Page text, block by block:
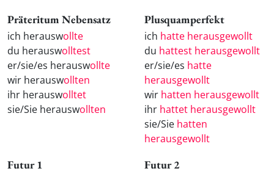
Präteritum Nebensatz
ich herauswollte
du herauswolltest
er/sie/es herauswollte
wir herauswollten
ihr herauswolltet
sie/Sie herauswollten
Plusquamperfekt
ich hatte herausgewollt
du hattest herausgewollt
er/sie/es hatte
herausgewollt
wir hatten herausgewollt
ihr hattet herausgewollt
sie/Sie hatten
herausgewollt
Futur 1 Futur 2